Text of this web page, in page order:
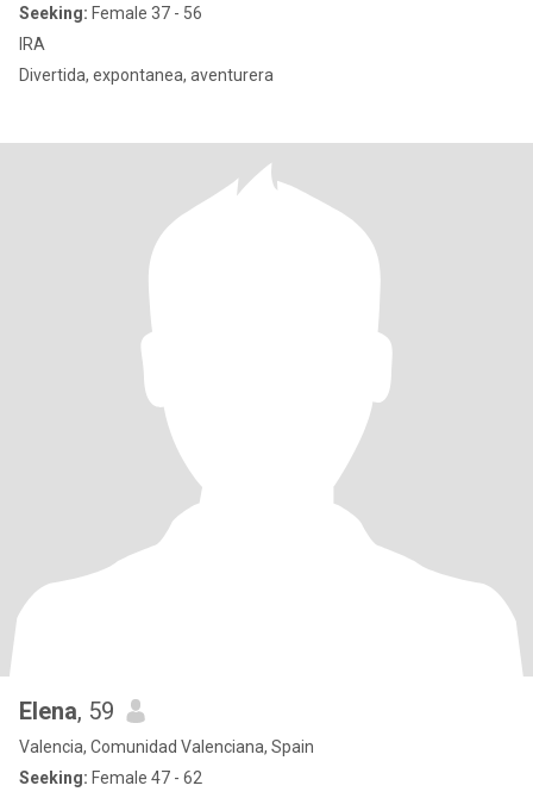
Seeking: Female 37 - 56
IRA
Divertida, expontanea, aventurera
Elena, 59
Valencia, Comunidad Valenciana, Spain
Seeking: Female 47 - 62